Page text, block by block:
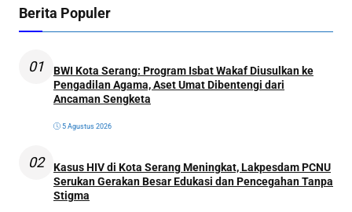
Berita Populer
01
BWI Kota Serang: Program Isbat Wakaf Diusulkan ke
Pengadilan Agama, Aset Umat Dibentengi dari
Ancaman Sengketa
5 Agustus 2026
02
Kasus HIV di Kota Serang Meningkat, Lakpesdam PCNU
Serukan Gerakan Besar Edukasi dan Pencegahan Tanpa
Stigma